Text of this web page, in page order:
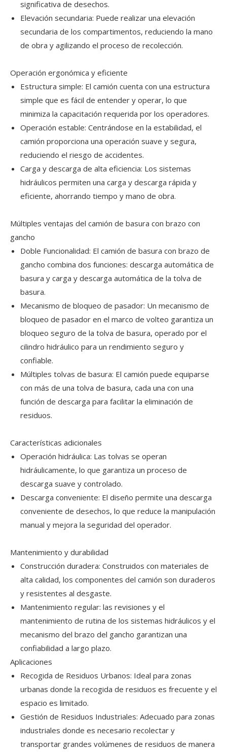
significativa de desechos.
Elevación secundaria: Puede realizar una elevación
secundaria de los compartimentos, reduciendo la mano
de obra y agilizando el proceso de recolección.
Operación ergonómica y eficiente
Estructura simple: El camión cuenta con una estructura
simple que es fácil de entender y operar, lo que
minimiza la capacitación requerida por los operadores.
Operación estable: Centrándose en la estabilidad, el
camión proporciona una operación suave y segura,
reduciendo el riesgo de accidentes.
Carga y descarga de alta eficiencia: Los sistemas
hidráulicos permiten una carga y descarga rápida y
eficiente, ahorrando tiempo y mano de obra.
Múltiples ventajas del camión de basura con brazo con
gancho
Doble Funcionalidad: El camión de basura con brazo de
gancho combina dos funciones: descarga automática de
basura y carga y descarga automática de la tolva de
basura.
Mecanismo de bloqueo de pasador: Un mecanismo de
bloqueo de pasador en el marco de volteo garantiza un
bloqueo seguro de la tolva de basura, operado por el
cilindro hidráulico para un rendimiento seguro y
confiable.
Múltiples tolvas de basura: El camión puede equiparse
con más de una tolva de basura, cada una con una
función de descarga para facilitar la eliminación de
residuos.
Características adicionales
Operación hidráulica: Las tolvas se operan
hidráulicamente, lo que garantiza un proceso de
descarga suave y controlado.
Descarga conveniente: El diseño permite una descarga
conveniente de desechos, lo que reduce la manipulación
manual y mejora la seguridad del operador.
Mantenimiento y durabilidad
Construcción duradera: Construidos con materiales de
alta calidad, los componentes del camión son duraderos
y resistentes al desgaste.
Mantenimiento regular: las revisiones y el
mantenimiento de rutina de los sistemas hidráulicos y el
mecanismo del brazo del gancho garantizan una
confiabilidad a largo plazo.
Aplicaciones
Recogida de Residuos Urbanos: Ideal para zonas
urbanas donde la recogida de residuos es frecuente y el
espacio es limitado.
Gestión de Residuos Industriales: Adecuado para zonas
industriales donde es necesario recolectar y
transportar grandes volúmenes de residuos de manera